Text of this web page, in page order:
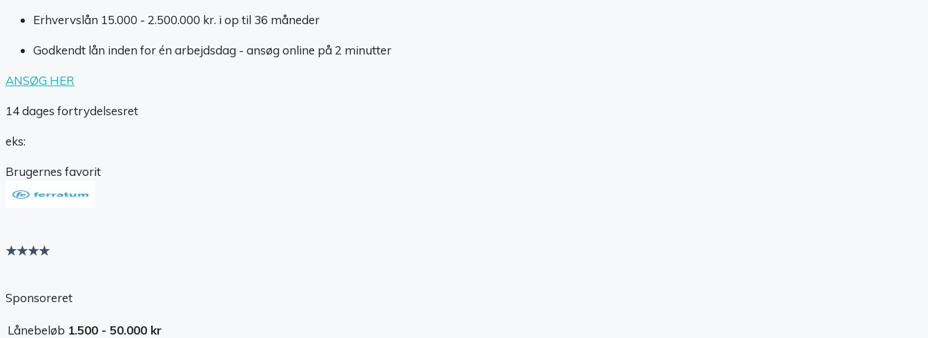
Erhvervslån 15.000 - 2.500.000 kr. i op til 36 måneder
Godkendt lån inden for én arbejdsdag - ansøg online på 2 minutter
ANSØG HER
14 dages fortrydelsesret
eks:
Brugernes favorit
★★★★
Sponsoreret
Lånebeløb 1.500 - 50.000 kr